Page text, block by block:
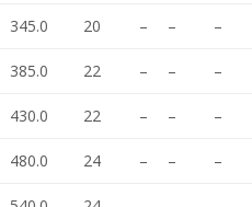
345.0 20 – – –
385.0 22 – – –
430.0 22 – – –
480.0 24 – – –